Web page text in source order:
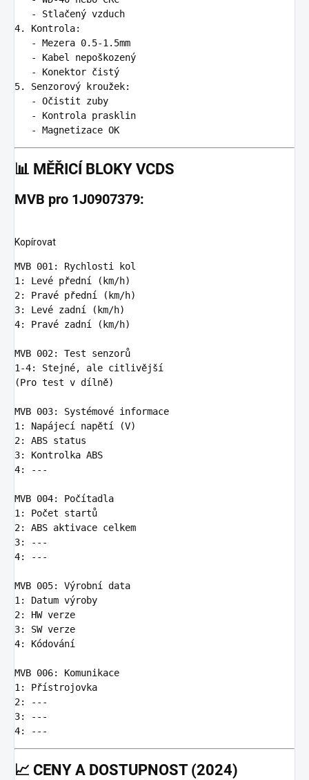
   -
4.
   -
   -
   -
5.
   -
   -
   -
📊 MĚŘICÍ BLOKY VCDS
MVB pro 1J0907379:
Kopírovat
MVB 001 :
Rychlosti kol
1 :
Levé přední (km/h)
2:
Pravé přední (km/h)
3:
Levé zadní (km/h)
4: Pravé zadní (km/h)
MVB 002:
Test senzorů
1-4:
Stejné, ale citlivější
(Pro test v dílně)
MVB 003:
Systémové informace
1 :
Napájecí napětí (V)
2:
ABS status
3:
Kontrolka ABS
4: ---
MVB 004:
Počítadla
1 :
Počet startů
2:
ABS aktivace celkem
3:
---
4: ---
MVB 005:
Výrobní data
1 :
Datum výroby
2:
HW verze
3:
SW verze
4: Kódování
MVB 006:
Komunikace
1 :
Přístrojovka
2:
---
3:
---
4: ---
📈 CENY A DOSTUPNOST (2024)